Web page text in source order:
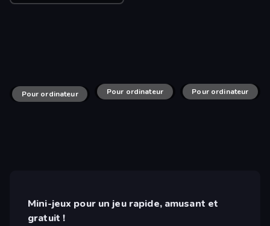
67 Steal a Brainrot Game Knife Show PRISM
Square Bird Pour ordinateurBus and Subway Runner Pour ordinateur
Spy Highway
Pour ordinateur
Mussoumano Game
Mini-jeux pour un jeu rapide, amusant et
gratuit !